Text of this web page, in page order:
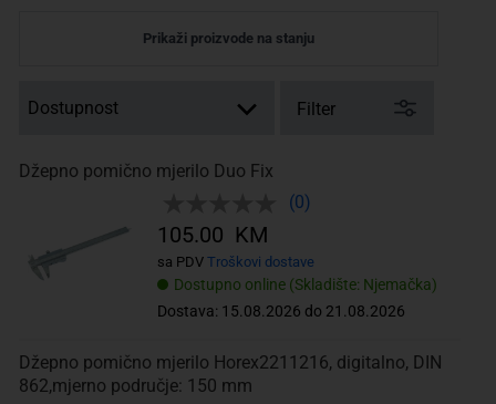
Prikaži proizvode na stanju
Filter
Džepno pomično mjerilo Duo Fix
(0)
Dostupno online (Skladište: Njemačka)
Dostava: 15.08.2026 do 21.08.2026
105.00 KM
sa PDV Troškovi dostave
Džepno pomično mjerilo Horex2211216, digitalno, DIN
862,mjerno područje: 150 mm